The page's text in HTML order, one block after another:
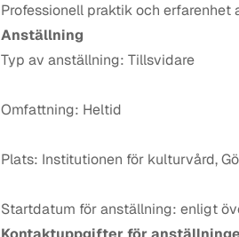
Professionell praktik och erfarenhet
Anställning
Typ av anställning: Tillsvidare
Omfattning: Heltid
Plats: Institutionen för kulturvård,
Startdatum för anställning: enligt